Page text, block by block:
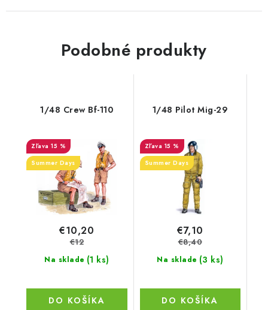
Podobné produkty
1/48 Crew Bf-110
15 %
Summer Days
Na sklade (1 ks)
€10,20
€12
DO KOŠÍKA
1/48 Pilot Mig-29
15 %
Summer Days
Na sklade (3 ks)
€7,10
€8,40
DO KOŠÍKA